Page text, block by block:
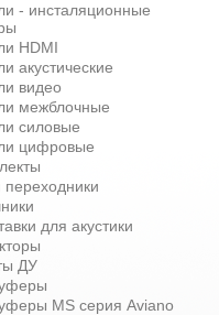
- инсталяционные
HDMI
акустические
видео
межблочные
силовые
цифровые
для акустики
ДУ
MS серия Aviano